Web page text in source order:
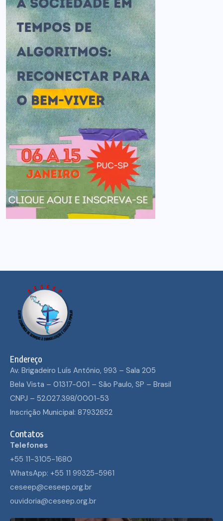
Endereço
Av. Brigadeiro Luís Antônio, 993 – Sala 205
Bela Vista – 01317-001 – São Paulo, SP – Brasil
CNPJ – 52.027.398/0001-53
Inscrição Municipal: 87932652
Contatos
Telefones
+55 11-3105-1680
WhatsApp: +55 11 99325-5961
ceseep@ceseep.org.br
ouvidoria@ceseep.org.br